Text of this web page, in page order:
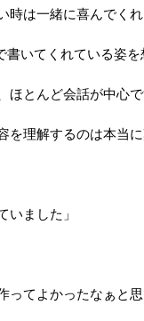
は一緒に喜んでくれ
いてくれている姿を
とんど会話が中心で
理解するのは本当に
いました」
てよかったなぁと思